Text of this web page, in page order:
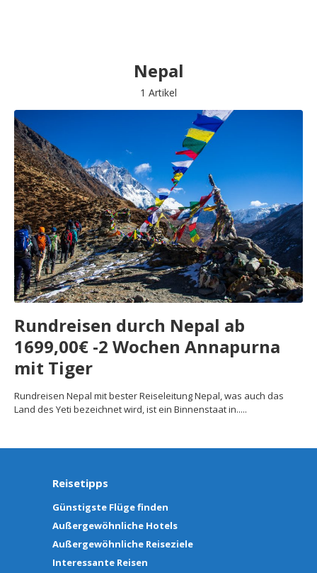
Nepal
1 Artikel
Rundreisen durch Nepal ab
1699,00€ -2 Wochen Annapurna
mit Tiger
Rundreisen Nepal mit bester Reiseleitung Nepal, was auch das
Land des Yeti bezeichnet wird, ist ein Binnenstaat in.....
Reisetipps
Günstigste Flüge finden
Außergewöhnliche Hotels
Außergewöhnliche Reiseziele
Interessante Reisen